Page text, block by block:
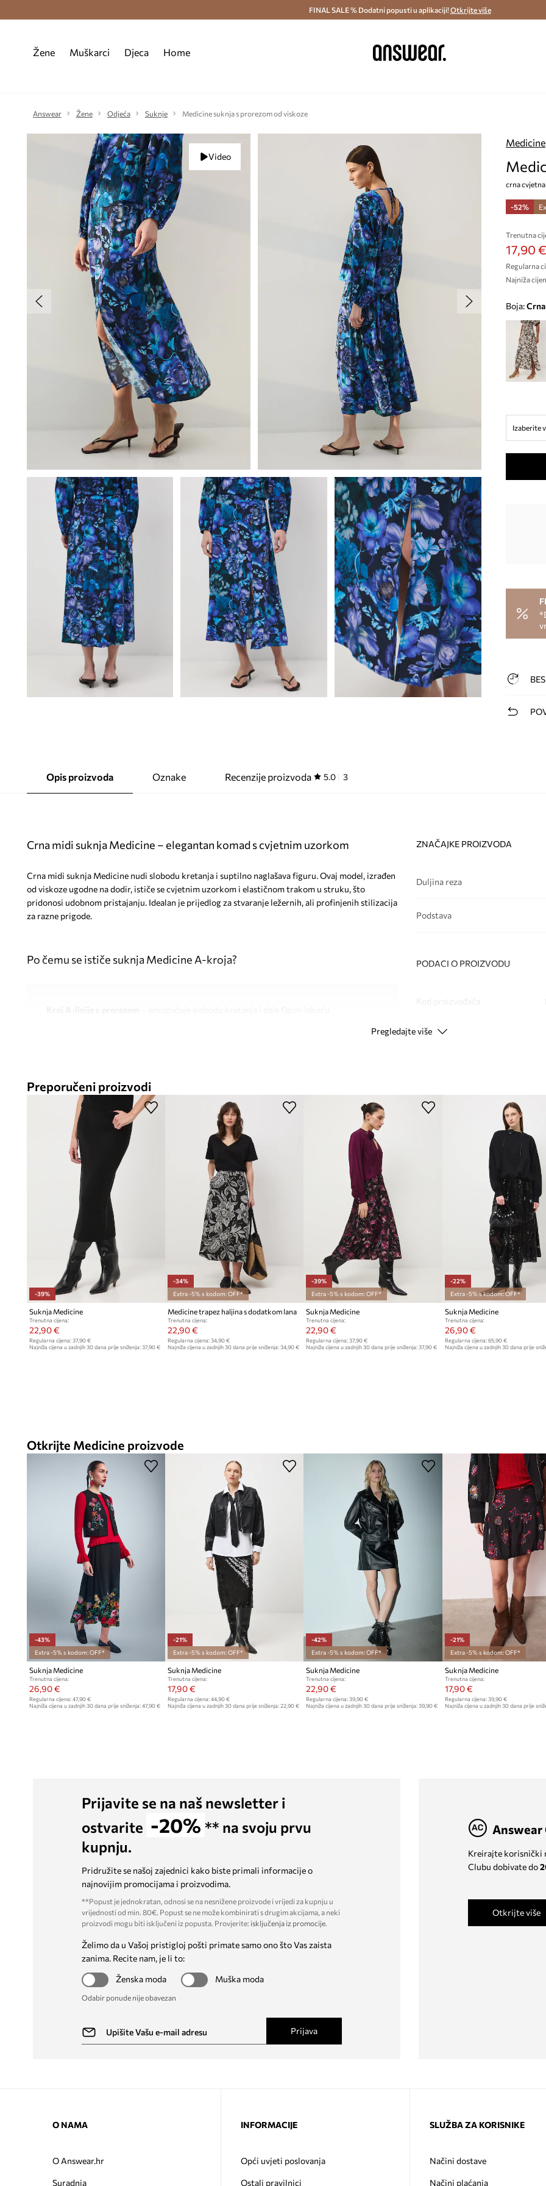
Besplatna dostava i povrat (od 70€) > Dostava u roku 48 sati >
FINAL SALE % Dodatni popusti u aplikaciji!Otkrijte više
Žene Muškarci Djeca Home
Answear Žene Odjeća Suknje Medicine suknja s prorezom od viskoze
Video
Medicine
crna cvjetna
-52%
Trenutna
17,90 €
Regularna
Najniža
Boja: crna
Izaberite
Opis proizvoda Oznake Recenzije proizvoda 5.0 3
Crna midi suknja Medicine – elegantan komad s cvjetnim uzorkom
Crna midi suknja Medicine nudi slobodu kretanja i suptilno naglašava figuru. Ovaj model, izrađen
od viskoze ugodne na dodir, ističe se cvjetnim uzorkom i elastičnom trakom u struku, što
pridonosi udobnom pristajanju. Idealan je prijedlog za stvaranje ležernih, ali profinjenih stilizacija
za razne prigode.
Po čemu se ističe suknja Medicine A-kroja?
Midi dužina
Elastična traka u struku – pridonosi udobnom pristajanju različitim tipovima
Kroj A-linije – osigurava udobnost nošenja i slobodu, ne ograničavajući pokrete
Materijal od viskoze
– lagana i prozračna tkanina, ugodna na dodir, idealna za
toplije dane
Regularan struk
– omogućuje udobno prianjanje uz bokove, pridonoseći
udobnosti
Cvjetni uzorak– dodaje šarm i svježinu, naglašavajući ljetni karakter stajlinga
ZNAČAJKE PROIZVODA
Duljina reza
Podstava
PODACI O PROIZVODU
Boja
Proizvođač
Pregledajte više
Preporučeni proizvodi
-39%
Suknja Medicine
Trenutna cijena:
22,90 €
Regularna cijena: 37,90 €
Najniža cijena u zadnjih 30 dana prije sniženja: 37,90 €
-34%
Extra -5% s kodom: OFF*
Medicine trapez haljina s dodatkom lana
Trenutna cijena:
22,90 €
Regularna cijena:34,90 €
Najniža cijena u zadnjih 30 dana prije sniženja:34,90 €
-39%
Extra -5% s kodom: OFF*
Suknja Medicine
Trenutna cijena:
22,90 €
Regularna cijena: 37,90 €
Najniža cijena u zadnjih 30 dana prije sniženja: 37,90 €
-22%
Extra -5% s kodom: OFF*
Suknja Medicine
Trenutna cijena:
26,90 €
Regularna cijena: 65,90 €
Najniža cijena u zadnjih 30 dana prije
Otkrijte Medicine proizvode
-43%
Extra -5% s kodom: OFF*
Suknja Medicine
Trenutna cijena:
26,90 €
Regularna cijena: 47,90 €
Najniža cijena u zadnjih 30 dana prije sniženja: 47,90 €
-21%
Extra -5% s kodom: OFF*
Suknja Medicine
Trenutna cijena:
17,90 €
Regularna cijena:44,90 €
Najniža cijena u zadnjih 30 dana prije sniženja:22,90 €
-42%
Extra -5% s kodom: OFF*
Suknja Medicine
Trenutna cijena:
22,90 €
Regularna cijena: 39,90 €
Najniža cijena u zadnjih 30 dana prije sniženja: 39,90 €
-21%
Extra -5% s kodom: OFF*
Suknja Medicine
Trenutna cijena:
17,90 €
Regularna cijena: 39,90 €
Najniža cijena u zadnjih 30 dana prije
Prijavite se na naš newsletter i
ostvarite -20% ** na svoju prvu
kupnju.
Pridružite se našoj zajednici kako biste primali informacije o
najnovijim promocijama i proizvodima.
**Popust je jednokratan, odnosi se na nesnižene proizvode i vrijedi za kupnju u
vrijednosti od min. 80€. Popust se ne može kombinirati s drugim akcijama, a neki
proizvodi mogu biti isključeni iz popusta. Provjerite: isključenja iz promocije.
Želimo da u Vašoj pristigloj pošti primate samo ono što Vas zaista
zanima. Recite nam, je li to:
Ženska moda
Muška moda
Odabir ponude nije obavezan
Prijava
Answear
Kreirajte korisnički
Clubu dobivate do
Otkrijte više
O NAMA
O Answear.hr
Suradnja
INFORMACIJE
Opći uvjeti poslovanja
Ostali pravilnici
SLUŽBA ZA KORISNIKE
Načini dostave
Načini plaćanja